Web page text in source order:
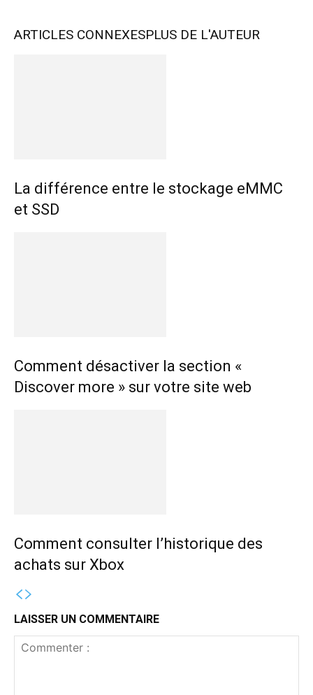
ARTICLES CONNEXESPLUS DE L'AUTEUR
La différence entre le stockage eMMC
et SSD
Comment désactiver la section «
Discover more » sur votre site web
Comment consulter l’historique des
achats sur Xbox
LAISSER UN COMMENTAIRE